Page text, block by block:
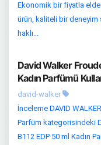
Ekonomik bir fiyatla
ürün, kaliteli bir deneyim
haklı...
David Walker
Kadın Parfümü
david-walker
İnceleme DAVID
Parfüm kategorisindeki
B112 EDP 50 ml Kadın